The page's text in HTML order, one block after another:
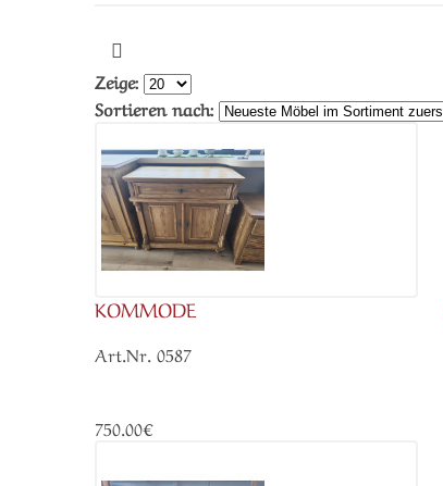
Zeige:
Sortieren nach:
KOMMODE
Art.Nr. 0587
750.00€